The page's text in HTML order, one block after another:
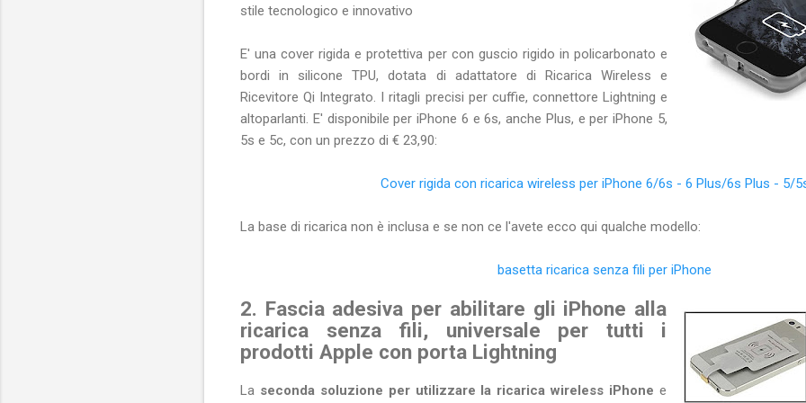
stile tecnologico e innovativo
E' una cover rigida e protettiva per con guscio rigido in policarbonato e
bordi in silicone TPU, dotata di adattatore di Ricarica Wireless e
Ricevitore Qi Integrato. I ritagli precisi per cuffie, connettore Lightning e
altoparlanti. E' disponibile per iPhone 6 e 6s, anche Plus, e per iPhone 5,
5s e 5c, con un prezzo di € 23,90:
Cover rigida con ricarica wireless per iPhone 6/6s - 6 Plus/6s Plus - 5/
La base di ricarica non è inclusa e se non ce l'avete ecco qui qualche modello:
basetta ricarica senza fili per iPhone
2. Fascia adesiva per abilitare gli iPhone alla
ricarica senza fili, universale per tutti i
prodotti Apple con porta Lightning
La seconda soluzione per utilizzare la ricarica wireless iPhone e